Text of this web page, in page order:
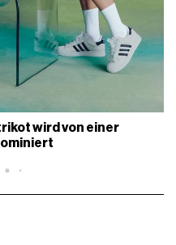
wird von einer